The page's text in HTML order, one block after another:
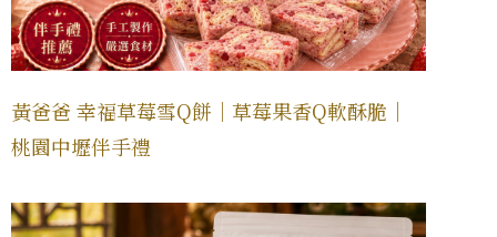
黃爸爸 幸福草莓雪Q餅｜草莓果香Q軟酥脆｜
桃園中壢伴手禮